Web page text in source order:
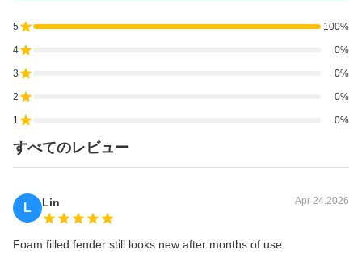
5 100%
4 0%
3 0%
2 0%
1 0%
すべてのレビュー
L Lin Apr 24.2026
Foam filled fender still looks new after months of use